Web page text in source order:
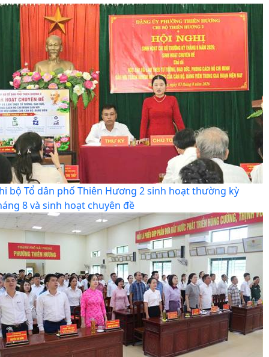
bộ Tổ dân phố Thiên Hương 2 sinh hoạt thường kỳ
8 và sinh hoạt chuyên đề